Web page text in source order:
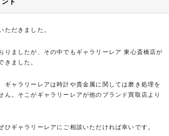
ただきました。
りましたが、その中でもギャラリーレア 東心斎橋店が
きました。
ャラリーレアは時計や貴金属に関しては磨き処理を
。そこがギャラリーレアが他のブランド買取店より
ギャラリーレアにご相談いただければ幸いです。